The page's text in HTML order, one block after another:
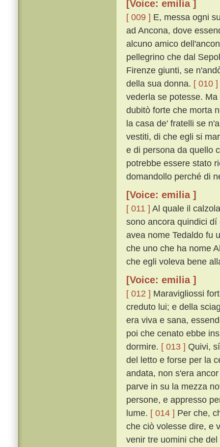
[Voice: emilia ]
[ 009 ] E, messa ogni
ad Ancona, dove
alcuno amico
pellegrino che dal
Firenze giunti, se
della sua donna. [ 010 ]
vederla se potesse.
dubitò forte che morta
la casa de' fratelli se
vestiti, di che egli si
e di persona da quello
potrebbe essere stato
domandollo perché di
[Voice: emilia ]
[ 011 ] Al quale il
sono ancora quindici
avea nome Tedaldo fu
che uno che ha nome
che egli voleva bene
[Voice: emilia ]
[ 012 ] Maravigliossi
creduto lui; e della
era viva e sana,
poi che cenato ebbe
dormire. [ 013 ] Quivi,
del letto e forse per la
andata, non s'era
parve in su la mezza
persone, e appresso
lume. [ 014 ] Per che,
che ciò volesse dire, e
venir tre uomini che